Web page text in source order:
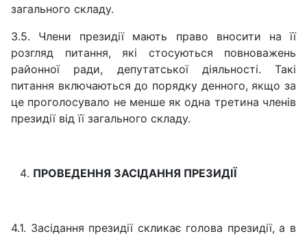
загального складу.
3.5. Члени президії мають право вносити на її
розгляд питання, які стосуються повноважень
районної ради, депутатської діяльності. Такі
питання включаються до порядку денного, якщо за
це проголосувало не менше як одна третина членів
президії від її загального складу.
ПРОВЕДЕННЯ ЗАСІДАННЯ ПРЕЗИДІЇ
4.1. Засідання президії скликає голова президії, а в